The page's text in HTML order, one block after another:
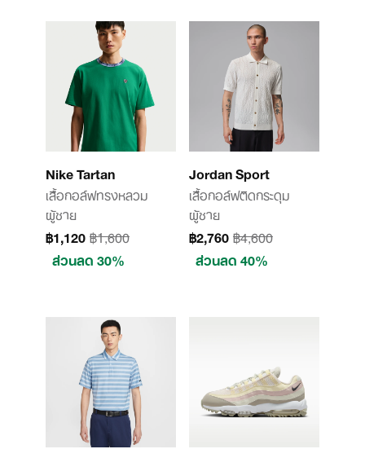
Nike Tartan
เสื้อกอล์ฟทรงหลวม
ผู้ชาย
฿1,120฿1,600
ส่วนลด 30%
Jordan Sport
เสื้อกอล์ฟติดกระดุม
ผู้ชาย
฿2,760฿4,600
ส่วนลด 40%